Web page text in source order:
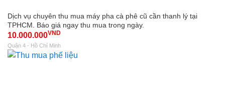
Dịch vụ chuyên thu mua máy pha cà phê cũ cần thanh lý tại
TPHCM. Báo giá ngay thu mua trong ngày.
10.000.000VND
Quận 4 - Hồ Chí Minh